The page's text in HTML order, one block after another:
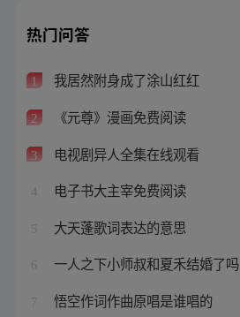
热门问答
1 我居然附身成了涂山红红
2 《元尊》漫画免费阅读
3 电视剧异人全集在线观看
4 电子书大主宰免费阅读
5 大天蓬歌词表达的意思
6 一人之下小师叔和夏禾结婚了吗
7 悟空作词作曲原唱是谁唱的